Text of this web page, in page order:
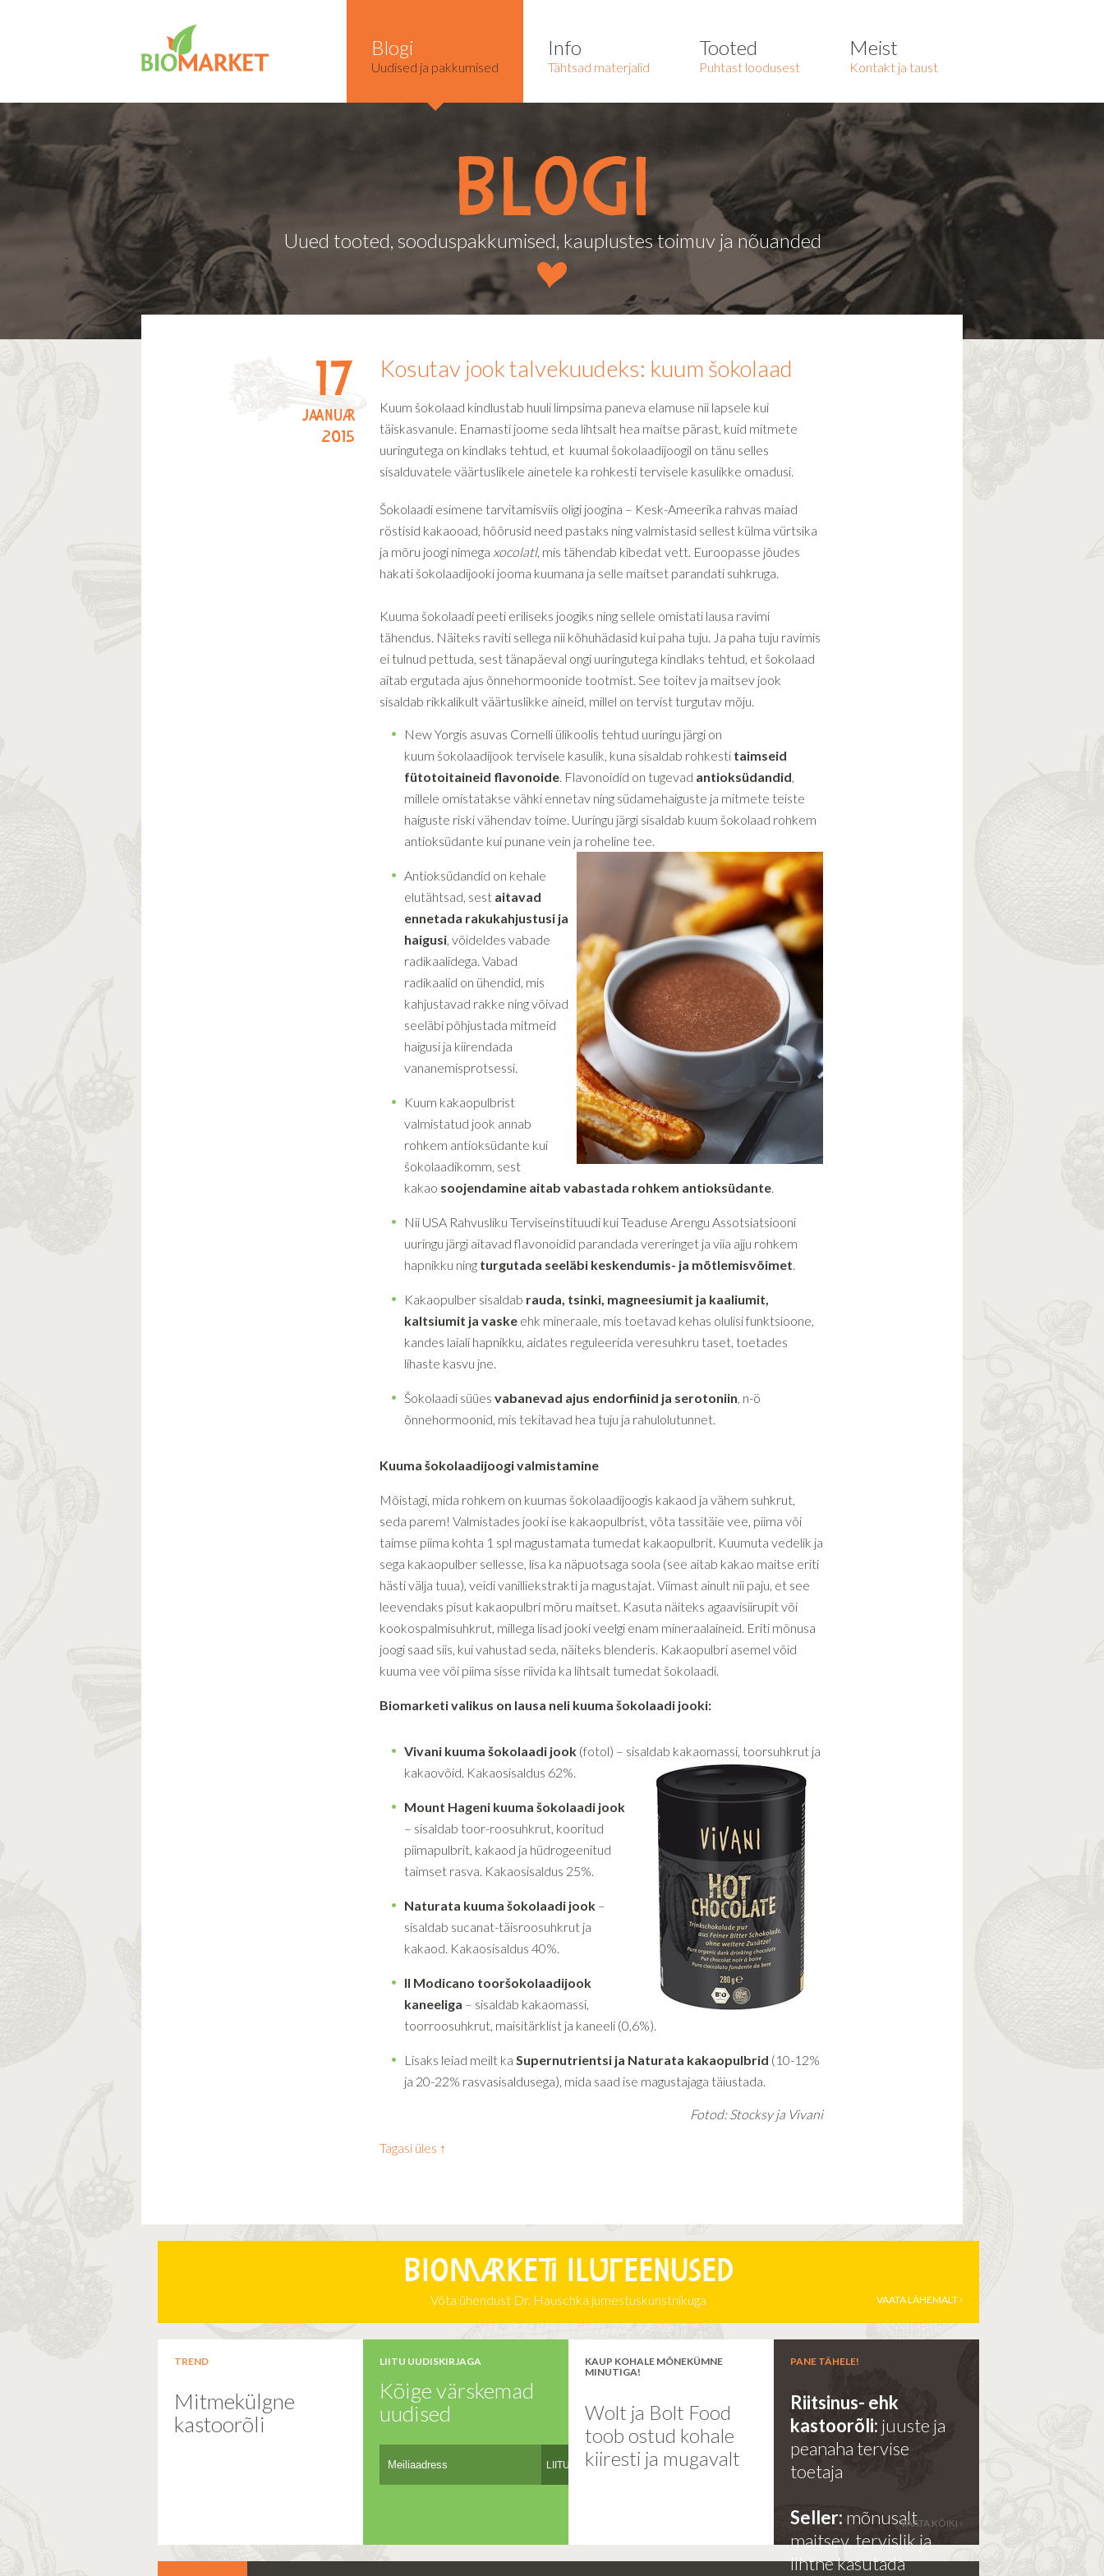
Blogi
Uudised ja pakkumised
Info
Tähtsad materjalid
Tooted
Puhtast loodusest
Meist
Kontakt ja taust
Blogi
Uued tooted, sooduspakkumised, kauplustes toimuv ja nõuanded
17
jaanuar
2015
Kosutav jook talvekuudeks: kuum šokolaad
Kuum šokolaad kindlustab huuli limpsima paneva elamuse nii lapsele kui
täiskasvanule. Enamasti joome seda lihtsalt hea maitse pärast, kuid mitmete
uuringutega on kindlaks tehtud, et kuumal šokolaadijoogil on tänu selles
sisalduvatele väärtuslikele ainetele ka rohkesti tervisele kasulikke omadusi.
Šokolaadi esimene tarvitamisviis oligi joogina – Kesk-Ameerika rahvas maiad
röstisid kakaooad, hõõrusid need pastaks ning valmistasid sellest külma vürtsika
ja mõru joogi nimega xocolatl, mis tähendab kibedat vett. Euroopasse jõudes
hakati šokolaadijooki jooma kuumana ja selle maitset parandati suhkruga.
Kuuma šokolaadi peeti eriliseks joogiks ning sellele omistati lausa ravimi
tähendus. Näiteks raviti sellega nii kõhuhädasid kui paha tuju. Ja paha tuju ravimis
ei tulnud pettuda, sest tänapäeval ongi uuringutega kindlaks tehtud, et šokolaad
aitab ergutada ajus õnnehormoonide tootmist. See toitev ja maitsev jook
sisaldab rikkalikult väärtuslikke aineid, millel on tervist turgutav mõju.
New Yorgis asuvas Cornelli ülikoolis tehtud uuringu järgi on
kuum šokolaadijook tervisele kasulik, kuna sisaldab rohkesti taimseid
fütotoitaineid flavonoide. Flavonoidid on tugevad antioksüdandid,
millele omistatakse vähki ennetav ning südamehaiguste ja mitmete teiste
haiguste riski vähendav toime. Uuringu järgi sisaldab kuum šokolaad rohkem
antioksüdante kui punane vein ja roheline tee.
Antioksüdandid on kehale
elutähtsad, sest aitavad
ennetada rakukahjustusi ja
haigusi, võideldes vabade
radikaalidega. Vabad
radikaalid on ühendid, mis
kahjustavad rakke ning võivad
seeläbi põhjustada mitmeid
haigusi ja kiirendada
vananemisprotsessi.
Kuum kakaopulbrist
valmistatud jook annab
rohkem antioksüdante kui
šokolaadikomm, sest
kakao soojendamine aitab vabastada rohkem antioksüdante.
Nii USA Rahvusliku Terviseinstituudi kui Teaduse Arengu Assotsiatsiooni
uuringu järgi aitavad flavonoidid parandada vereringet ja viia ajju rohkem
hapnikku ning turgutada seeläbi keskendumis- ja mõtlemisvõimet.
Kakaopulber sisaldab rauda, tsinki, magneesiumit ja kaaliumit,
kaltsiumit ja vaske ehk mineraale, mis toetavad kehas olulisi funktsioone,
kandes laiali hapnikku, aidates reguleerida veresuhkru taset, toetades
lihaste kasvu jne.
Šokolaadi süües vabanevad ajus endorfiinid ja serotoniin, n-ö
õnnehormoonid, mis tekitavad hea tuju ja rahulolutunnet.
Kuuma šokolaadijoogi valmistamine
Mõistagi, mida rohkem on kuumas šokolaadijoogis kakaod ja vähem suhkrut,
seda parem! Valmistades jooki ise kakaopulbrist, võta tassitäie vee, piima või
taimse piima kohta 1 spl magustamata tumedat kakaopulbrit. Kuumuta vedelik ja
sega kakaopulber sellesse, lisa ka näpuotsaga soola (see aitab kakao maitse eriti
hästi välja tuua), veidi vanilliekstrakti ja magustajat. Viimast ainult nii paju, et see
leevendaks pisut kakaopulbri mõru maitset. Kasuta näiteks agaavisiirupit või
kookospalmisuhkrut, millega lisad jooki veelgi enam mineraalaineid. Eriti mõnusa
joogi saad siis, kui vahustad seda, näiteks blenderis. Kakaopulbri asemel võid
kuuma vee või piima sisse riivida ka lihtsalt tumedat šokolaadi.
Biomarketi valikus on lausa neli kuuma šokolaadi jooki:
Vivani kuuma šokolaadi jook (fotol) – sisaldab kakaomassi, toorsuhkrut ja
kakaovõid. Kakaosisaldus 62%.
Mount Hageni kuuma šokolaadi jook
– sisaldab toor-roosuhkrut, kooritud
piimapulbrit, kakaod ja hüdrogeenitud
taimset rasva. Kakaosisaldus 25%.
Naturata kuuma šokolaadi jook –
sisaldab sucanat-täisroosuhkrut ja
kakaod. Kakaosisaldus 40%.
Il Modicano tooršokolaadijook
kaneeliga – sisaldab kakaomassi,
toorroosuhkrut, maisitärklist ja kaneeli (0,6%).
Lisaks leiad meilt ka Supernutrientsi ja Naturata kakaopulbrid (10-12%
ja 20-22% rasvasisaldusega), mida saad ise magustajaga täiustada.
Fotod: Stocksy ja Vivani
Tagasi üles ↑
Biomarketi iluteenused
Võta ühendust Dr. Hauschka jumestuskunstnikuga VAATA LÄHEMALT
TREND
Mitmekülgne
kastoorõli
LIITU UUDISKIRJAGA
Kõige värskemad
uudised
LIITU
KAUP KOHALE MÕNEKÜMNE
MINUTIGA!
Wolt ja Bolt Food
toob ostud kohale
kiiresti ja mugavalt
PANE TÄHELE!
Riitsinus- ehk
kastoorõli: juuste ja
peanaha tervise
toetaja
Seller: mõnusalt
maitsev, tervislik ja
lihtne kasutada
VAATA KÕIKI ›